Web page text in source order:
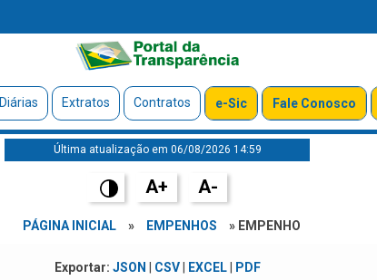
Diárias Extratos Contratos e-Sic Fale Conosco
Última atualização em 06/08/2026 14:59
A+ A-
PÁGINA INICIAL » EMPENHOS » EMPENHO
Exportar: JSON CSV| EXCEL| PDF